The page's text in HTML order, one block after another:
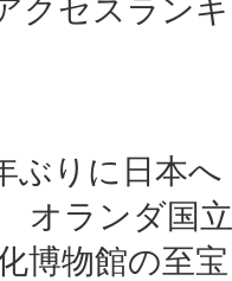
クセスランキ
ぶりに日本へ
オランダ国立
博物館の至宝